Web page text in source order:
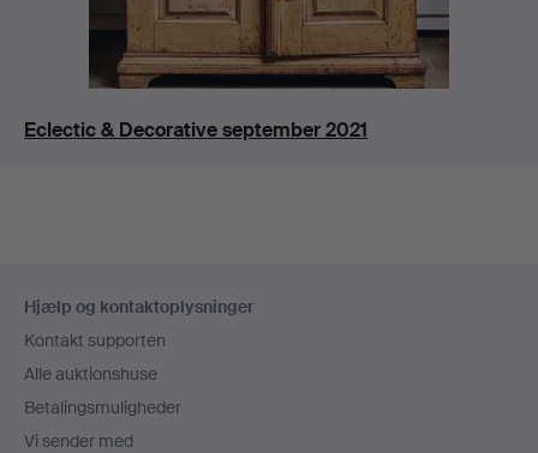
Eclectic & Decorative september 2021
Hjælp og kontaktoplysninger
Kontakt supporten
Alle auktionshuse
Betalingsmuligheder
Vi sender med